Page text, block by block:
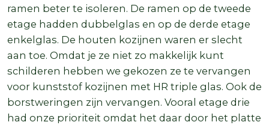
ramen beter te isoleren. De ramen op de tweede
etage hadden dubbelglas en op de derde etage
enkelglas. De houten kozijnen waren er slecht
aan toe. Omdat je ze niet zo makkelijk kunt
schilderen hebben we gekozen ze te vervangen
voor kunststof kozijnen met HR triple glas. Ook de
borstweringen zijn vervangen. Vooral etage drie
had onze prioriteit omdat het daar door het platte